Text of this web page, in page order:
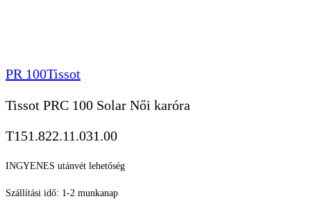
PR 100Tissot
Tissot PRC 100 Solar Női karóra
T151.822.11.031.00
INGYENES utánvét lehetőség
Szállítási idő: 1-2 munkanap